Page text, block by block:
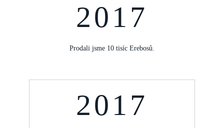
2017
Prodali jsme 10 tisíc Erebosů.
2017